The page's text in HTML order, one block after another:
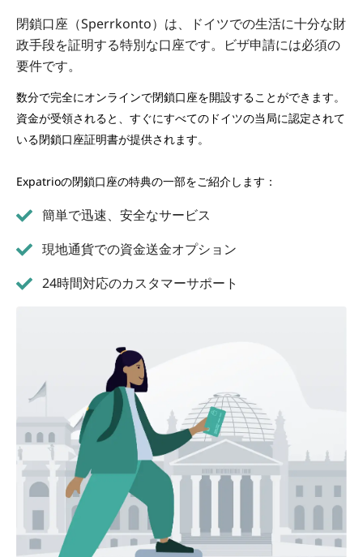
閉鎖口座（Sperrkonto）は、ドイツでの生活に十分な財
政手段を証明する特別な口座です。ビザ申請には必須の
要件です。
数分で完全にオンラインで閉鎖口座を開設することができます。
資金が受領されると、すぐにすべてのドイツの当局に認定されて
いる閉鎖口座証明書が提供されます。
Expatrioの閉鎖口座の特典の一部をご紹介します：
簡単で迅速、安全なサービス
現地通貨での資金送金オプション
24時間対応のカスタマーサポート